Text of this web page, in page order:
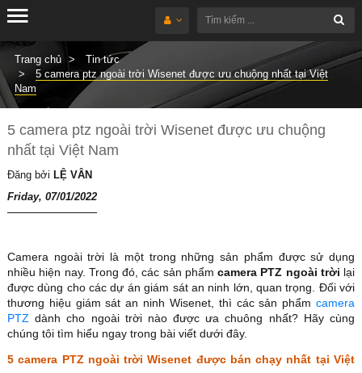
Trang chủ
Tin tức
5 camera ptz ngoài trời Wisenet được ưu chuộng nhất tại Việt
Nam
5 camera ptz ngoài trời Wisenet được ưu chuộng
nhất tại Việt Nam
Đăng bởi LỆ VÂN
Friday, 07/01/2022
Camera ngoài trời là một trong những sản phẩm được sử dụng
nhiều hiện nay. Trong đó, các sản phẩm camera PTZ ngoài trời lại
được dùng cho các dự án giám sát an ninh lớn, quan trọng. Đối với
thương hiệu giám sát an ninh Wisenet, thì các sản phẩm camera
PTZ dành cho ngoài trời nào được ưa chuông nhất? Hãy cùng
chúng tôi tìm hiểu ngay trong bài viết dưới đây.
5 camera PTZ ngoài trời Wisenet được bán chạy nhất tại Việt